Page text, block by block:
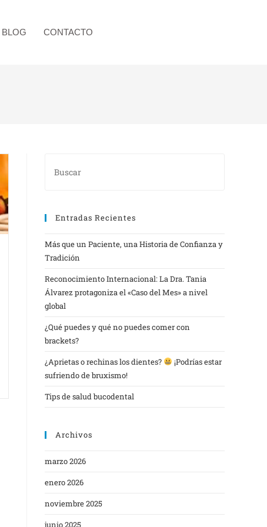
BLOG CONTACTO
Entradas Recientes
Más que un Paciente, una Historia de Confianza y
Tradición
Reconocimiento Internacional: La Dra. Tania
Álvarez protagoniza el «Caso del Mes» a nivel
global
¿Qué puedes y qué no puedes comer con
brackets?
¿Aprietas o rechinas los dientes?
¡Podrías estar
sufriendo de bruxismo!
Tips de salud bucodental
Archivos
marzo 2026
enero 2026
noviembre 2025
junio 2025